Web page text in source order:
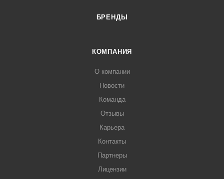
БРЕНДЫ
КОМПАНИЯ
О компании
Новости
Команда
Отзывы
Карьера
Контакты
Партнеры
Лицензии